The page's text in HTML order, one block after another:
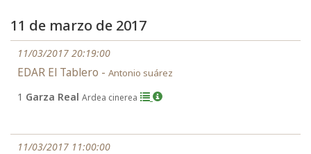
11 de marzo de 2017
11/03/2017 20:19:00
EDAR El Tablero - Antonio suárez
1 Garza Real Ardea cinerea
11/03/2017 11:00:00